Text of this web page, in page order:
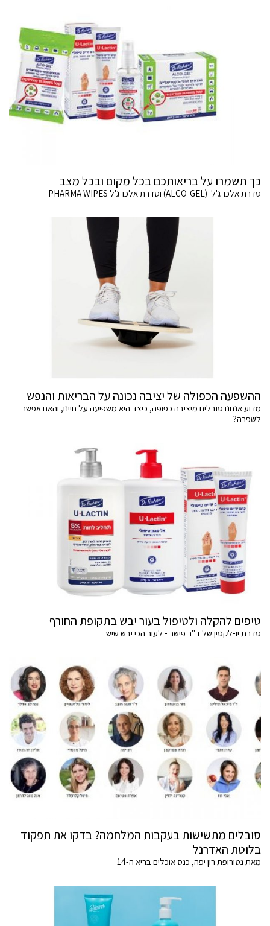
כך תשמרו על בריאותכם בכל מקום ובכל מצב
סדרת אלכו-ג'ל (ALCO-GEL) וסדרת אלכו-ג'ל PHARMA WIPES
ההשפעה הכפולה של יציבה נכונה על הבריאות והנפש
מדוע אנחנו סובלים מיציבה כפופה, כיצד היא משפיעה על חיינו, והאם אפשר
לשפרה?
טיפים להקלה ולטיפול בעור יבש בתקופת החורף
סדרת יו-לקטין של ד"ר פישר - לעור הכי יבש שיש
סובלים מתשישות בעקבות המלחמה? בדקו את תפקוד
בלוטת האדרנל
מאת נטורופת רון יפה, כנס אוכלים בריא ה-14